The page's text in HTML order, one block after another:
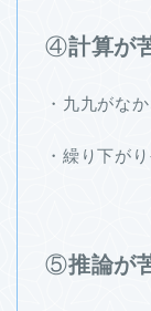
④計算が
・九九がな
・繰り下が
⑤推論が